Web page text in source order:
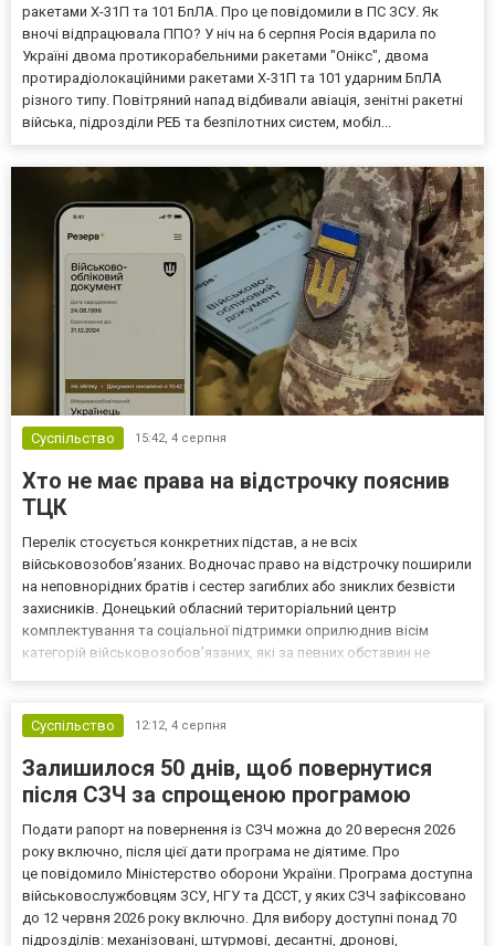
ракетами Х-31П та 101 БпЛА. Про це повідомили в ПС ЗСУ. Як
вночі відпрацювала ППО? У ніч на 6 серпня Росія вдарила по
Україні двома протикорабельними ракетами "Онікс", двома
протирадіолокаційними ракетами Х-31П та 101 ударним БпЛА
різного типу. Повітряний напад відбивали авіація, зенітні ракетні
війська, підрозділи РЕБ та безпілотних систем, мобіл...
Суспільство 15:42, 4 серпня
Хто не має права на відстрочку пояснив
ТЦК
Перелік стосується конкретних підстав, а не всіх
військовозобов’язаних. Водночас право на відстрочку поширили
на неповнорідних братів і сестер загиблих або зниклих безвісти
захисників. Донецький обласний територіальний центр
комплектування та соціальної підтримки оприлюднив вісім
категорій військовозобов’язаних, які за певних обставин не
Суспільство
12:12, 4 серпня
Залишилося 50 днів, щоб повернутися
після СЗЧ за спрощеною програмою
Подати рапорт на повернення із СЗЧ можна до 20 вересня 2026
року включно, після цієї дати програма не діятиме. Про
це повідомило Міністерство оборони України. Програма доступна
військовослужбовцям ЗСУ, НГУ та ДССТ, у яких СЗЧ зафіксовано
до 12 червня 2026 року включно. Для вибору доступні понад 70
підрозділів: механізовані, штурмові, десантні, дронові,